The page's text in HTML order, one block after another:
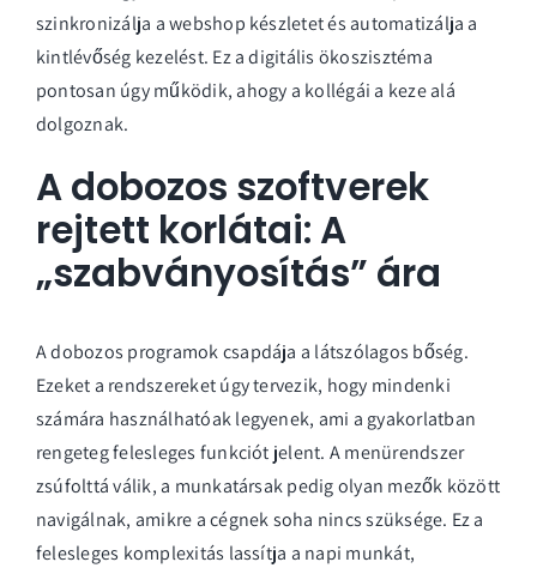
szinkronizálja a webshop készletet és automatizálja a
kintlévőség kezelést. Ez a digitális ökoszisztéma
pontosan úgy működik, ahogy a kollégái a keze alá
dolgoznak.
A dobozos szoftverek
rejtett korlátai: A
„szabványosítás” ára
A dobozos programok csapdája a látszólagos bőség.
Ezeket a rendszereket úgy tervezik, hogy mindenki
számára használhatóak legyenek, ami a gyakorlatban
rengeteg felesleges funkciót jelent. A menürendszer
zsúfolttá válik, a munkatársak pedig olyan mezők között
navigálnak, amikre a cégnek soha nincs szüksége. Ez a
felesleges komplexitás lassítja a napi munkát,